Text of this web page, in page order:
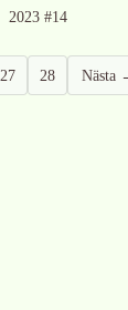
2023 #14
27 28 Nästa